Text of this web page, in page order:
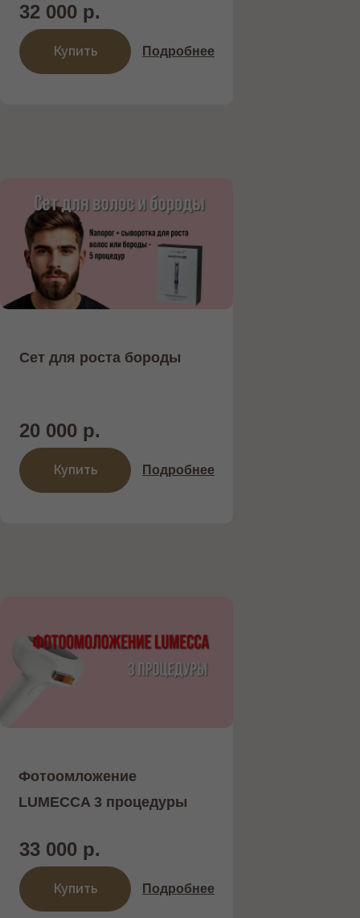
Подробнее
32 000 р.
Купить
Подробнее
20 000 р.
Сет для роста бороды
Купить
Подробнее
33 000 р.
Фотоомложение
LUMECCA 3 процедуры
Купить
Работаем только с проверенными и
надежными поставщиками
НОВЫЙ АППАРАТ INMODE С
НАСАДКАМИ MORPHEUS 8 И
ИННОВАЦИОННОЕ РЕШЕНИЕ
INMODE , объединяющий
микроигольчатый RF-лифтинг
Morpheus 8 и фотоомоложение с ...